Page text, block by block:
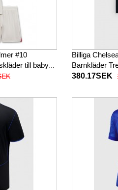
#10
till baby
byxor)
Billiga
Barnkläder
2025-26
380.17SEK